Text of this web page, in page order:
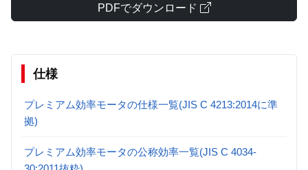
PDFでダウンロード
仕様
プレミアム効率モータの仕様一覧(JIS C 4213:2014に準
拠)
プレミアム効率モータの公称効率一覧(JIS C 4034-